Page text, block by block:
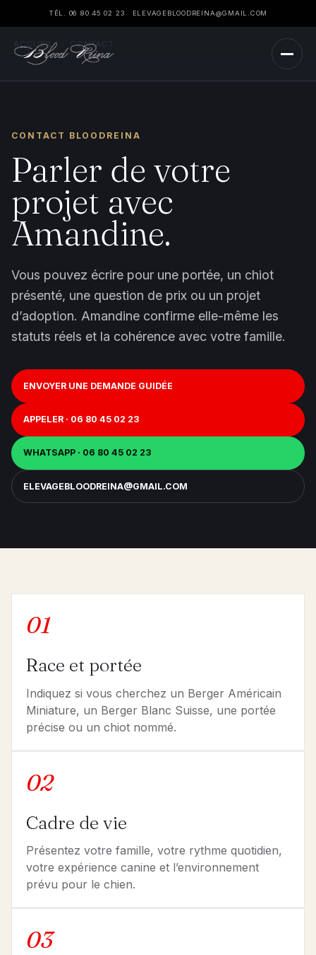
TÉL. 06 80 45 02 23 ELEVAGEBLOODREINA@GMAIL.COM
ACCUEIL CONTACT
CONTACT BLOODREINA
Parler de votre
projet avec
Amandine.
Vous pouvez écrire pour une portée, un chiot
présenté, une question de prix ou un projet
d’adoption. Amandine confirme elle-même les
statuts réels et la cohérence avec votre famille.
ENVOYER UNE DEMANDE GUIDÉE
APPELER · 06 80 45 02 23
WHATSAPP · 06 80 45 02 23
ELEVAGEBLOODREINA@GMAIL.COM
01
Race et portée
Indiquez si vous cherchez un Berger Américain
Miniature, un Berger Blanc Suisse, une portée
précise ou un chiot nommé.
02
Cadre de vie
Présentez votre famille, votre rythme quotidien,
votre expérience canine et l’environnement
prévu pour le chien.
03